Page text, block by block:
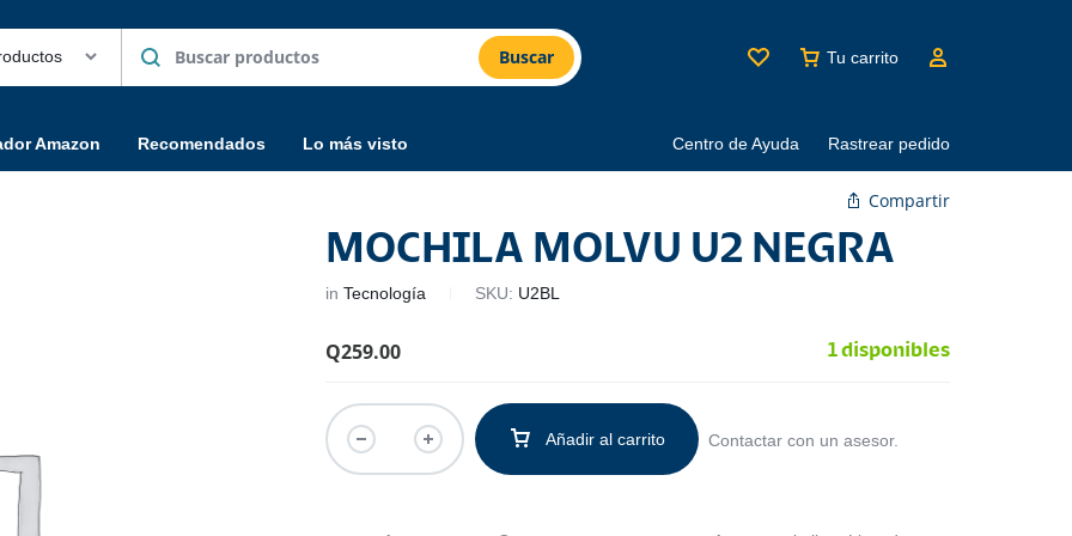
Buscar Tu carrito
Amazon Recomendados Lo más visto Centro de Ayuda Rastrear pedido
Compartir
MOCHILA MOLVU U2 NEGRA
inTecnología SKU: U2BL
Q259.00 1 disponibles
Añadir al carrito Contactar con un asesor.